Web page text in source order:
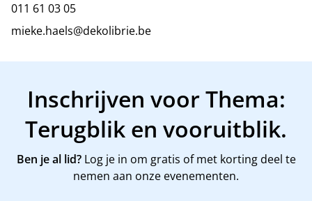
011 61 03 05
mieke.haels@dekolibrie.be
Inschrijven voor Thema:
Terugblik en vooruitblik.
Ben je al lid?Log je in om gratis of met korting deel te
nemen aan onze evenementen.